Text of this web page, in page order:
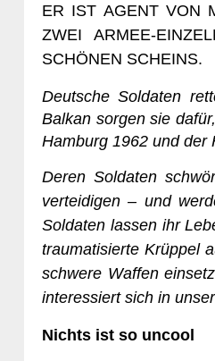
ER IST AGENT VON
ZWEI ARMEE-
SCHÖNEN SCHEINS.
Deutsche Soldaten
Balkan sorgen sie
Hamburg 1962 und der
Deren Soldaten
verteidigen – und
Soldaten lassen ihr
traumatisierte Krüppel
schwere Waffen
interessiert sich in
Nichts ist so uncool